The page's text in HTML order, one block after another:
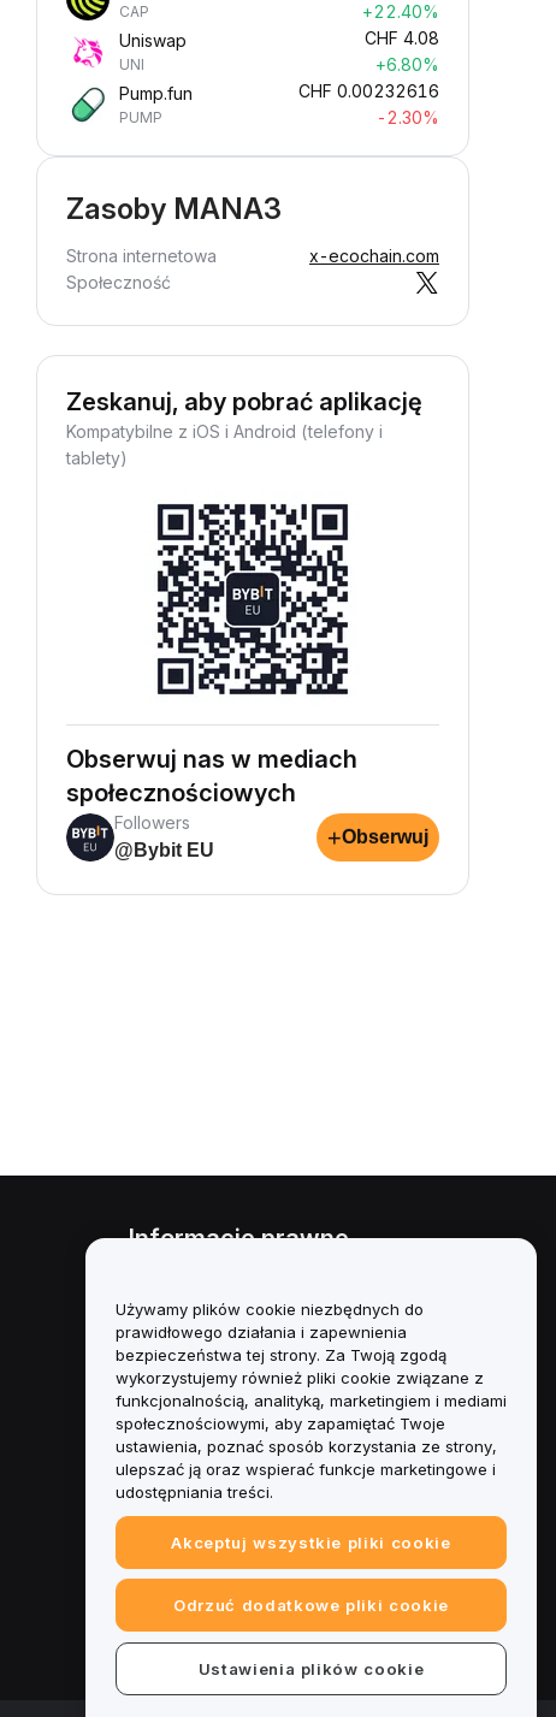
CAP
+22.40%
Uniswap
UNI
CHF 4.08
+6.80%
Pump.fun
PUMP
CHF 0.00232616
-2.30%
Zasoby MANA3
Strona internetowa
x-ecochain.com
Społeczność
Zeskanuj, aby pobrać aplikację
Kompatybilne z iOS i Android (telefony i
tablety)
Obserwuj nas w mediach
społecznościowych
Followers
@Bybit EU
+Obserwuj
Informacje prawne
interesów
Podsumowanie polityki
powiernictwa i zarządzania
Informacje ESG
Biuletyny informacyjne
kryptoaktywów
Używamy plików cookie niezbędnych do
prawidłowego działania i zapewnienia
bezpieczeństwa tej strony. Za Twoją zgodą
wykorzystujemy również pliki cookie związane z
funkcjonalnością, analityką, marketingiem i mediami
społecznościowymi, aby zapamiętać Twoje
ustawienia, poznać sposób korzystania ze strony,
ulepszać ją oraz wspierać funkcje marketingowe i
udostępniania treści.
Akceptuj wszystkie pliki cookie
Odrzuć dodatkowe pliki cookie
Ustawienia plików cookie